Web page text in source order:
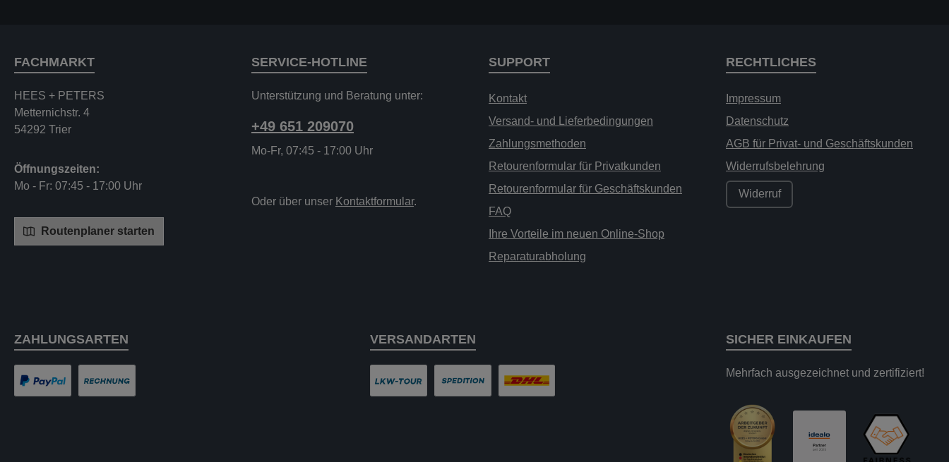
SERVICE-HOTLINE
Unterstützung und Beratung unter:
+49 651 209070
Mo-Fr, 07:45 - 17:00 Uhr
Oder über unser Kontaktformular.
SUPPORT
Kontakt
Versand- und Lieferbedingungen
Zahlungsmethoden
Retourenformular für Privatkunden
Retourenformular für Geschäftskunden
FAQ
Ihre Vorteile im neuen Online-Shop
Reparaturabholung
RECHTLICHES
Impressum
Datenschutz
AGB für Privat- und Geschäftskunden
Widerrufsbelehrung
Widerruf
ZAHLUNGSARTEN VERSANDARTEN
FACHMARKT
HEES + PETERS
Metternichstr. 4
54292 Trier
Öffnungszeiten:
Mo - Fr: 07:45 - 17:00 Uhr
Routenplaner starten
SICHER EINKAUFEN
Mehrfach ausgezeichnet und zertifiziert!